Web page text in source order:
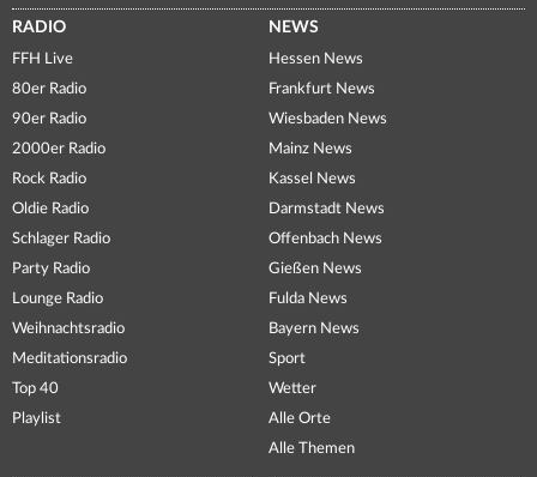
RADIO
FFH Live
80er Radio
90er Radio
2000er Radio
Rock Radio
Oldie Radio
Schlager Radio
Party Radio
Lounge Radio
Weihnachtsradio
Meditationsradio
Top 40
Playlist
NEWS
Hessen News
Frankfurt News
Wiesbaden News
Mainz News
Kassel News
Darmstadt News
Offenbach News
Gießen News
Fulda News
Bayern News
Sport
Wetter
Alle Orte
Alle Themen